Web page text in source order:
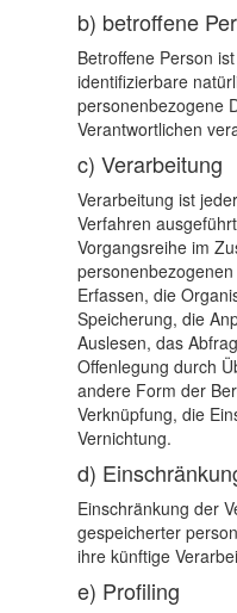
b) betroffene
Betroffene Person
identifizierbare
personenbezogene
Verantwortlichen
c) Verarbeitung
Verarbeitung ist
Verfahren
Vorgangsreihe im
Erfassen, die
Speicherung, die
Auslesen, das
Offenlegung durch
andere Form der
Verknüpfung, die
Vernichtung.
d)
Einschränkung der
gespeicherter
ihre künftige
e) Profiling